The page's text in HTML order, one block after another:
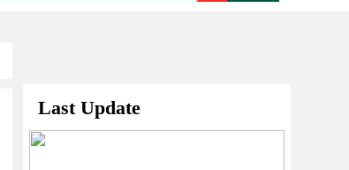
Last Update